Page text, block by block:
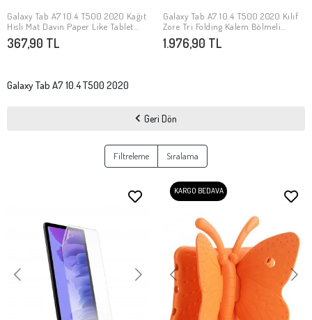
SEPETE EKLE
Galaxy Tab A7 10.4 T500 2020 Kağıt
Hisli Mat Davin Paper Like Tablet
Ekran Koruyucu
367,90 TL
SEPETE EKLE
Galaxy Tab A7 10.4 T500 2020 Kılıf
Zore Tri Folding Kalem Bölmeli
Standlı Kılıf
1.976,90 TL
Galaxy Tab A7 10.4 T500 2020
Geri Dön
Filtreleme Sıralama
KARGO BEDAVA